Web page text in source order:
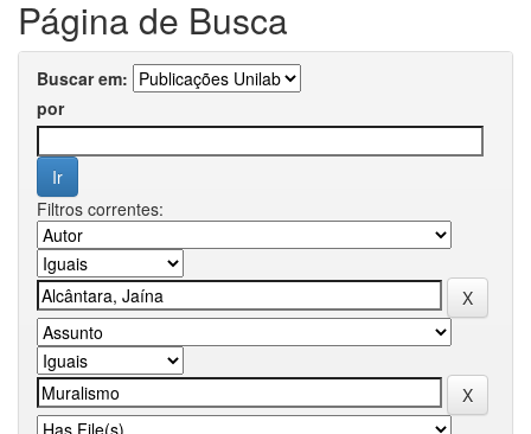
Página de Busca
Buscar em:
por
Filtros correntes: